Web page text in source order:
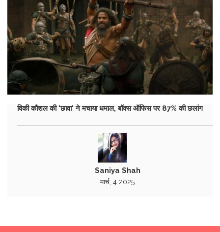
विकी कौशल की 'छावा' ने मचाया धमाल, बॉक्स ऑफिस पर 87% की छलांग
Saniya Shah
मार्च, 4 2025